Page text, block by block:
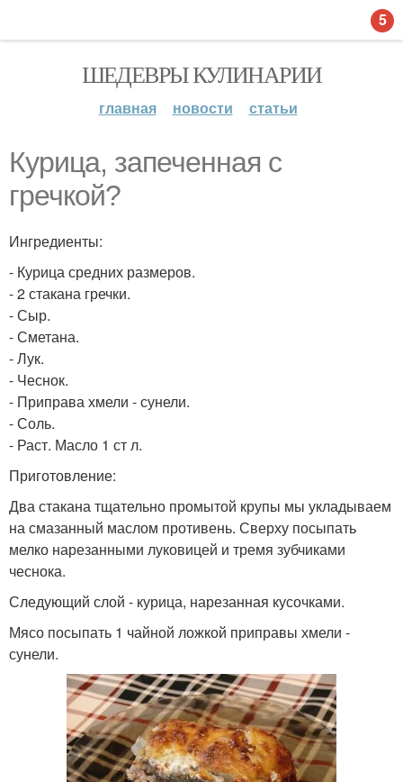
ШЕДЕВРЫ КУЛИНАРИИ
главная новости статьи
Курица, запеченная с
гречкой?
Ингредиенты:
- Курица средних размеров.
- 2 стакана гречки.
- Сыр.
- Сметана.
- Лук.
- Чеснок.
- Приправа хмели - сунели.
- Соль.
- Раст. Масло 1 ст л.
Приготовление:
Два стакана тщательно промытой крупы мы укладываем
на смазанный маслом противень. Сверху посыпать
мелко нарезанными луковицей и тремя зубчиками
чеснока.
Следующий слой - курица, нарезанная кусочками.
Мясо посыпать 1 чайной ложкой приправы хмели -
сунели.
5